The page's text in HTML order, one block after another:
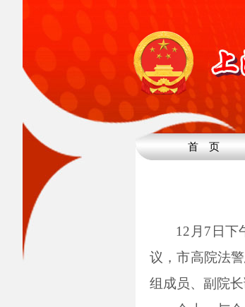
首 页
12月7日下
议，市高院法
组成员、副院长